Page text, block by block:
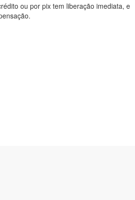
ou por pix tem liberação imediata, e